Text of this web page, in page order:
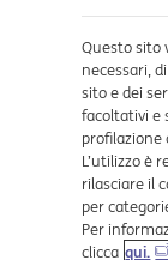
Dove ci trovi
Certificazioni
Questo sito
necessari,
sito e dei
facoltativi e
profilazione
L’utilizzo è
rilasciare il
per
Per
clicca qui.